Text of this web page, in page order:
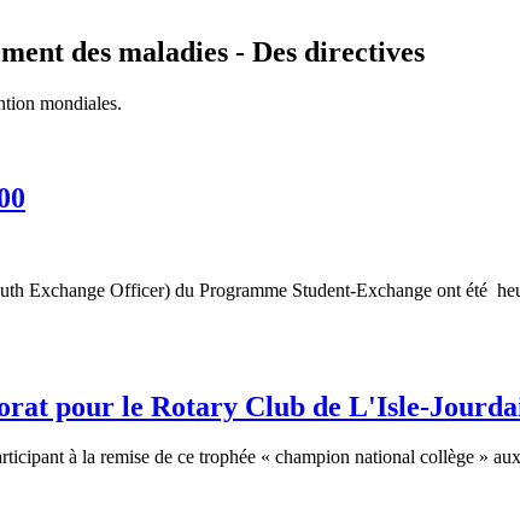
des maladies - Des directives
mondiales.
Officer) du Programme Student-Exchange ont été
pour le Rotary Club de L'Isle-
à la remise de ce trophée « champion national collège »